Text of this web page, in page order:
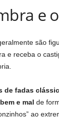
e
são
e receba o
de fadas
e mal de
ao